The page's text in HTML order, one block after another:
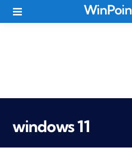
WinPoin
windows 11